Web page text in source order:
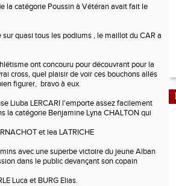
la catégorie Poussin à Vétéran avait fait le
quasi tous les podiums , le maillot du CAR a
ont concouru pour découvrant pour la
cross, quel plaisir de voir ces bouchons allés
figurer, bravo à eux.
Liuba LERCARI l'emporte assez facilement
la catégorie Benjamine Lyna CHALTON qui
et lea LATRICHE
avec une superbe victoire du jeune Alban
dans le public devançant son copain
Luca et BURG Elias.